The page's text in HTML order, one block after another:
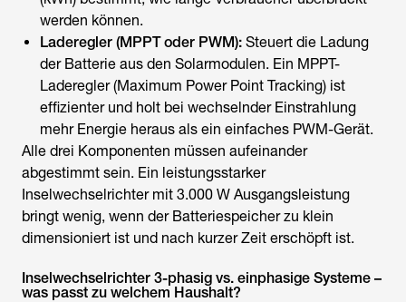
werden können.
Laderegler (MPPT oder PWM): Steuert die Ladung
der Batterie aus den Solarmodulen. Ein MPPT-
Laderegler (Maximum Power Point Tracking) ist
effizienter und holt bei wechselnder Einstrahlung
mehr Energie heraus als ein einfaches PWM-Gerät.
Alle drei Komponenten müssen aufeinander
abgestimmt sein. Ein leistungsstarker
Inselwechselrichtermit 3.000 W Ausgangsleistung
bringt wenig, wenn der Batteriespeicher zu klein
dimensioniert ist und nach kurzer Zeit erschöpft ist.
Inselwechselrichter 3-phasig vs. einphasige Systeme –
was passt zu welchem Haushalt?